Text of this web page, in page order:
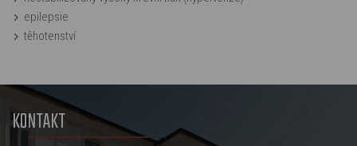
epilepsie
těhotenství
KONTAKT